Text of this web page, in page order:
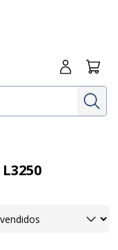
Iniciar